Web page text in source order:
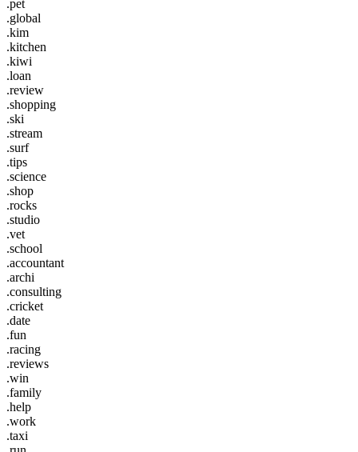
.pet
.global
.kim
.kitchen
.kiwi
.loan
.review
.shopping
.ski
.stream
.surf
.tips
.science
.shop
.rocks
.studio
.vet
.school
.accountant
.archi
.consulting
.cricket
.date
.fun
.racing
.reviews
.win
.family
.help
.work
.taxi